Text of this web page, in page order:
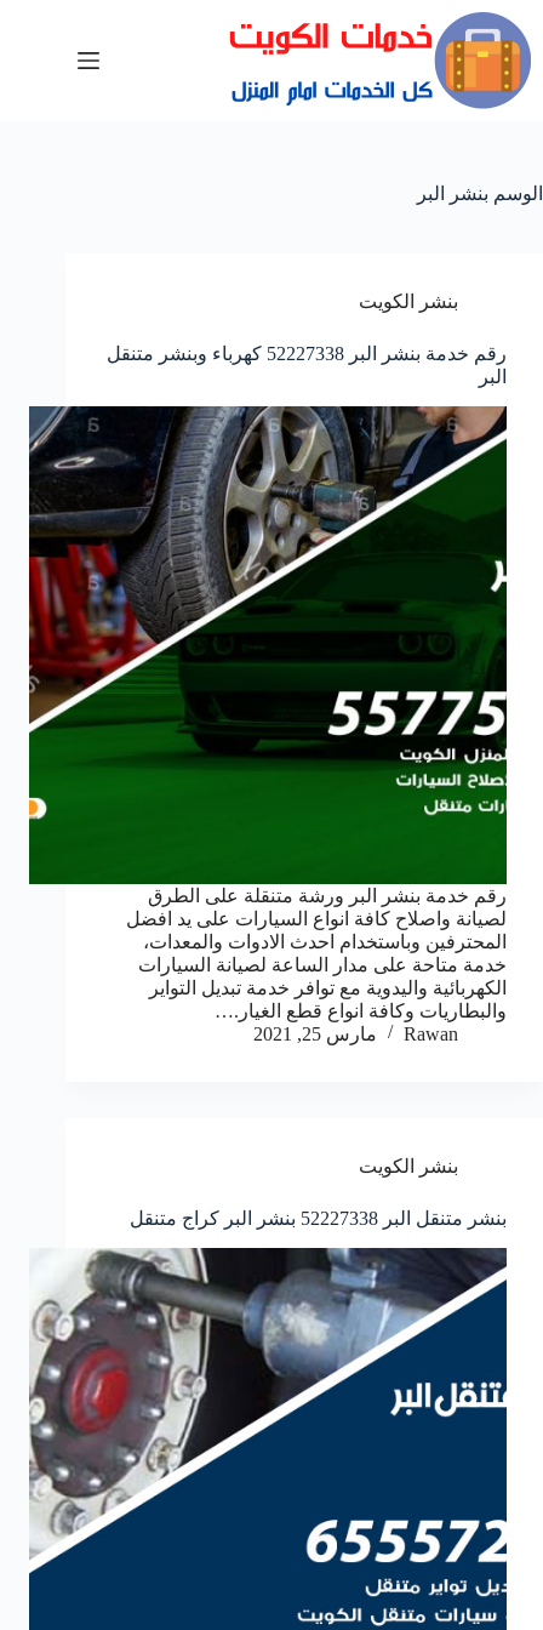
الوسم بنشر البر
بنشر الكويت
رقم خدمة بنشر البر 52227338 كهرباء وبنشر متنقل
البر
رقم خدمة بنشر البر ورشة متنقلة على الطرق
لصيانة واصلاح كافة انواع السيارات على يد افضل
المحترفين وباستخدام احدث الادوات والمعدات،
خدمة متاحة على مدار الساعة لصيانة السيارات
الكهربائية واليدوية مع توافر خدمة تبديل التواير
والبطاريات وكافة انواع قطع الغيار.…
Rawan
مارس 25, 2021
بنشر الكويت
بنشر متنقل البر 52227338 بنشر البر كراج متنقل